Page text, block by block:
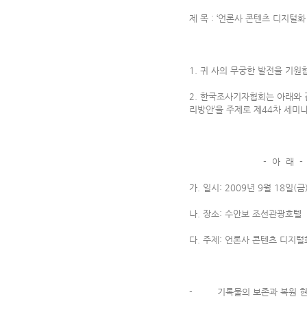
제 목 : ‘언론사 콘텐츠 디지털
1. 귀 사의 무궁한 발전을 기원
2. 한국조사기자협회는 아래
리방안’을 주제로 제44차 세미
- 아 래 -
가. 일시: 2009년 9월 18일(
나. 장소: 수안보 조선관광호텔
다. 주제: 언론사 콘텐츠 디지
- 기록물의 보존과 복원 현